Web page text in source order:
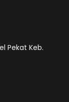
Pekat Keb.